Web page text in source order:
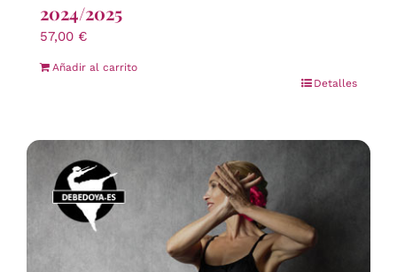
2024/2025
57,00 €
Añadir al carrito
Detalles